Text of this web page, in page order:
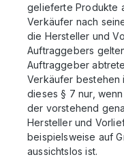
gelieferte Produkte
Verkäufer nach
die Hersteller und
Auftraggebers
Auftraggeber
Verkäufer bestehen
dieses § 7 nur,
der vorstehend
Hersteller und
beispielsweise auf
aussichtslos ist.